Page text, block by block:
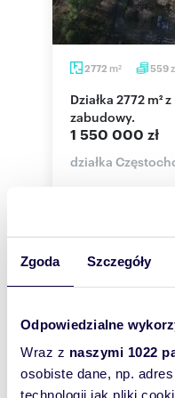
Zgoda Szczegóły
Odpowiedzialne
Wraz z naszymi 1022
osobiste dane, np.
technologii jak pliki
2772 m2 559
Działka 2772 m² z mediami i warunkami
zabudowy.
1 550 000 zł
działka
s...